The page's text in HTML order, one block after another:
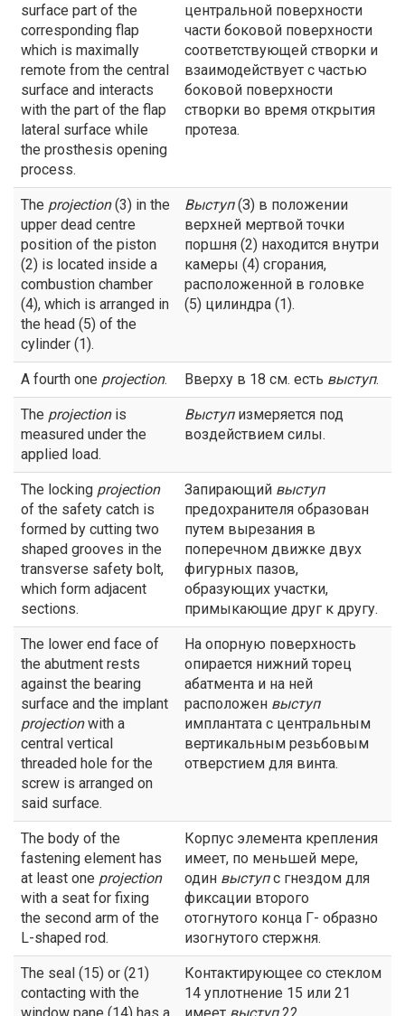
surface part of the
corresponding flap
which is maximally
remote from the central
surface and interacts
with the part of the flap
lateral surface while
the prosthesis opening
process.
центральной поверхности
части боковой поверхности
соответствующей створки и
взаимодействует с частью
боковой поверхности
створки во время открытия
протеза.
The projection(3) in the
upper dead centre
position of the piston
(2) is located inside a
combustion chamber
(4), which is arranged in
the head (5) of the
cylinder (1).
Выступ(З) в положении
верхней мертвой точки
поршня (2) находится внутри
камеры (4) сгорания,
расположенной в головке
(5) цилиндра (1).
A fourth one projection. Вверху в 18 см. есть выступ.
The projectionis
measured under the
applied load.
Выступизмеряется под
воздействием силы.
The locking projection
of the safety catch is
formed by cutting two
shaped grooves in the
transverse safety bolt,
which form adjacent
sections.
Запирающий выступ
предохранителя образован
путем вырезания в
поперечном движке двух
фигурных пазов,
образующих участки,
примыкающие друг к другу.
The lower end face of
the abutment rests
against the bearing
surface and the implant
projectionwith a
central vertical
threaded hole for the
screw is arranged on
said surface.
На опорную поверхность
опирается нижний торец
абатмента и на ней
расположен выступ
имплантата с центральным
вертикальным резьбовым
отверстием для винта.
The body of the
fastening element has
at least one projection
with a seat for fixing
the second arm of the
L-shaped rod.
Корпус элемента крепления
имеет, по меньшей мере,
один выступс гнездом для
фиксации второго
отогнутого конца Г- образно
изогнутого стержня.
The seal (15) or (21)
contacting with the
Контактирующее со стеклом
14 уплотнение 15 или 21